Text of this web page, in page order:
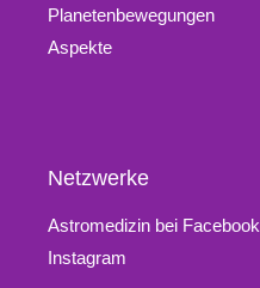
Planetenbewegungen
Aspekte
Netzwerke
Astromedizin bei Facebook
Instagram